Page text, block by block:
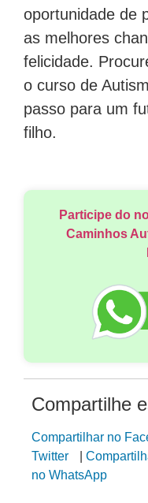
oportunidade de
as melhores
felicidade.
o curso de
passo para um
filho.
Participe do
Caminhos
Compartilhe
Compartilhar no
Twitter
no WhatsApp